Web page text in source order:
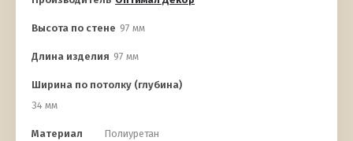
Высота по стене 97 мм
Длина изделия 97 мм
Ширина по потолку (глубина)
34 мм
Материал Полиуретан